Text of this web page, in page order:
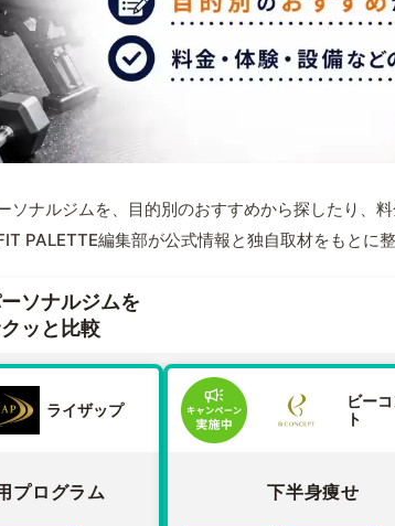
ソナルジムを、目的別のおすすめから探したり、
PALETTE編集部が公式情報と独自取材をもとに整
ソナルジムを
ッと比較
ライザップ
プログラム
ビー
ト
下半身痩せ